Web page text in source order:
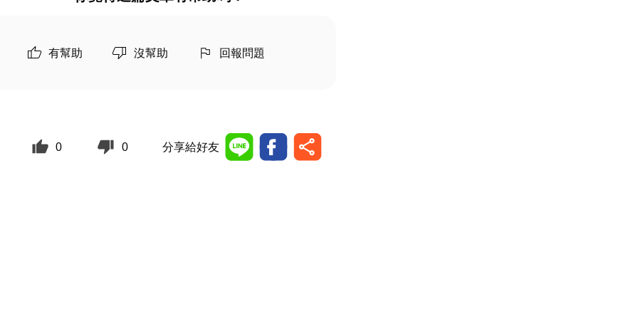
有幫助 沒幫助 回報問題
0 0 分享給好友